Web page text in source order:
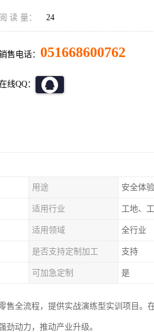
阅 读 量： 24
售电话： 051668600762
线QQ：
用途 安全体验
适用行业 工地、
适用领域 全行业
是否支持定制加工 支持
可加急定制 是
全流程，提供实战演练型实训项目。
动力，推动产业升级。